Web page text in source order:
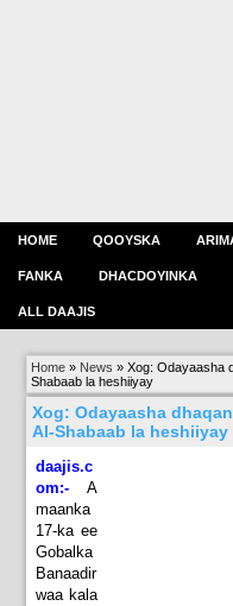
HOME QOOYSKA
FANKA DHACDOYINKA
ALL DAAJIS
Home » News »Xog: Odayaasha
Shabaab la heshiiyay
Xog: Odayaasha
Al-Shabaab la heshiiyay
daajis.c
om:- A
maanka
17-ka ee
Gobalka
Banaadir
waa kala